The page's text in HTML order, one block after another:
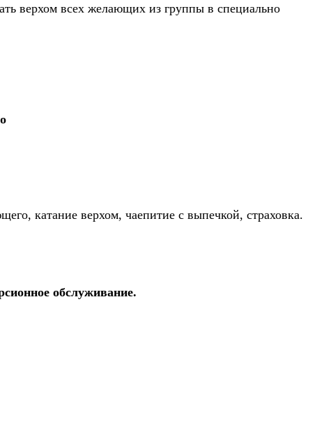
верхом всех желающих из группы в специально
катание верхом, чаепитие с выпечкой, страховка.
обслуживание.